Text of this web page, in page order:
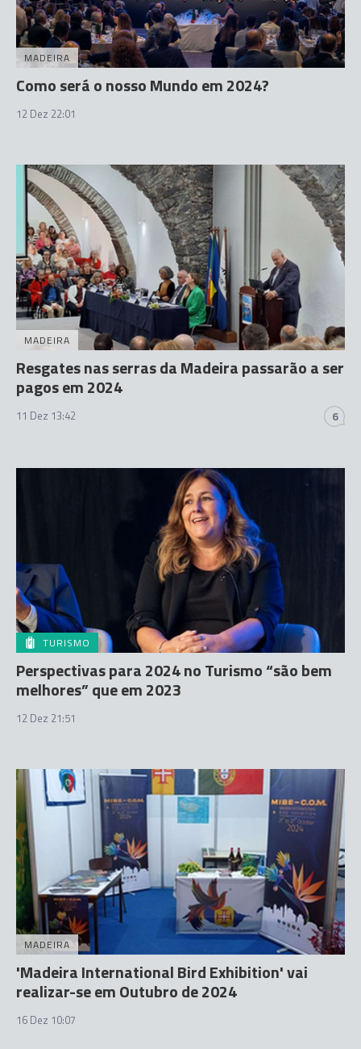
MADEIRA
Como será o nosso Mundo em 2024?
12 Dez 22:01
MADEIRA
Resgates nas serras da Madeira passarão a ser
pagos em 2024
11 Dez 13:42 6
TURISMO
Perspectivas para 2024 no Turismo “são bem
melhores” que em 2023
12 Dez 21:51
MADEIRA
'Madeira International Bird Exhibition' vai
realizar-se em Outubro de 2024
16 Dez 10:07